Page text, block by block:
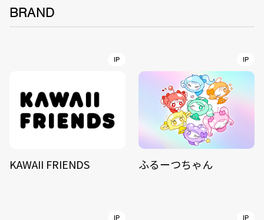
BRAND
IP
KAWAII FRIENDS
IP
ふるーつちゃん
IP IP